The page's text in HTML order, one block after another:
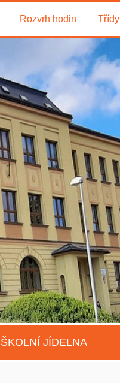
Rozvrh hodin Třídy
ŠKOLNÍ JÍDELNA